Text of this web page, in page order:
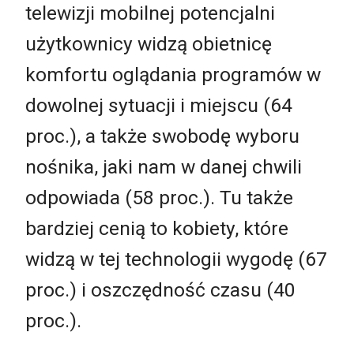
telewizji mobilnej potencjalni
użytkownicy widzą obietnicę
komfortu oglądania programów w
dowolnej sytuacji i miejscu (64
proc.), a także swobodę wyboru
nośnika, jaki nam w danej chwili
odpowiada (58 proc.). Tu także
bardziej cenią to kobiety, które
widzą w tej technologii wygodę (67
proc.) i oszczędność czasu (40
proc.).